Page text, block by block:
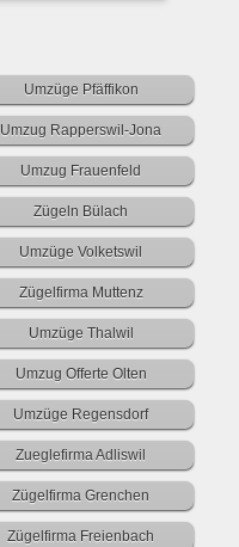
Umzüge Pfäffikon
Umzug Rapperswil-Jona
Umzug Frauenfeld
Zügeln Bülach
Umzüge Volketswil
Zügelfirma Muttenz
Umzüge Thalwil
Umzug Offerte Olten
Umzüge Regensdorf
Zueglefirma Adliswil
Zügelfirma Grenchen
Zügelfirma Freienbach